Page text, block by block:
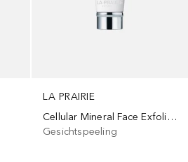
LA PRAIRIE
Cellular Mineral Face Exfoliator
Gesichtspeeling